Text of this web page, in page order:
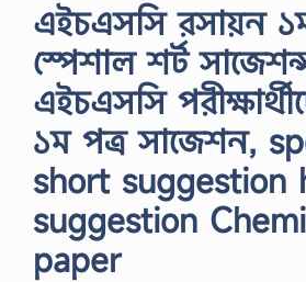
এইচএসসি রসায়ন
স্পেশাল শর্ট
এইচএসসি
১ম পত্র সাজেশন,
short suggestion
suggestion
paper